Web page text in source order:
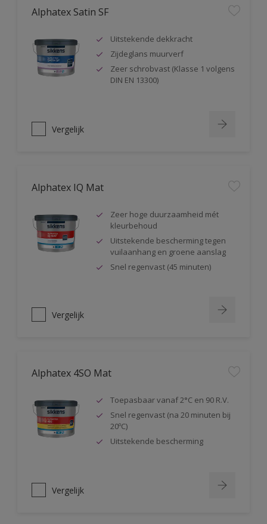
Alphatex Satin SF
Uitstekende dekkracht
Zijdeglans muurverf
Zeer schrobvast (Klasse 1 volgens
DIN EN 13300)
Vergelijk
Alphatex IQ Mat
Zeer hoge duurzaamheid mét
kleurbehoud
Uitstekende bescherming tegen
vuilaanhang en groene aanslag
Snel regenvast (45 minuten)
Vergelijk
Alphatex 4SO Mat
Toepasbaar vanaf 2°C en 90 R.V.
Snel regenvast (na 20 minuten bij
20ºC)
Uitstekende bescherming
Vergelijk